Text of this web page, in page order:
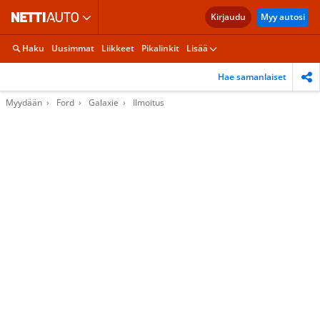
Kirjaudu Myy autosi
Haku Uusimmat Liikkeet Pikalinkit Lisää
Hae samanlaiset
Myydään Ford Galaxie Ilmoitus